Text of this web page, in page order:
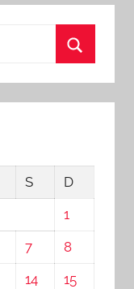
S
D
1
7
8
14
15